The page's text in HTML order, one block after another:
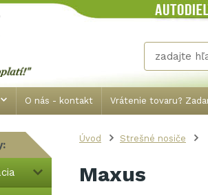
O nás - kontakt Vrátenie tovaru?
Úvod Strešné nosiče
Maxus